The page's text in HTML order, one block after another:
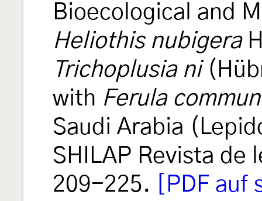
Bioecological and
Heliothis nubigera
Trichoplusia ni
with Ferula
Saudi Arabia
SHILAP Revista
209-225.
[PDF